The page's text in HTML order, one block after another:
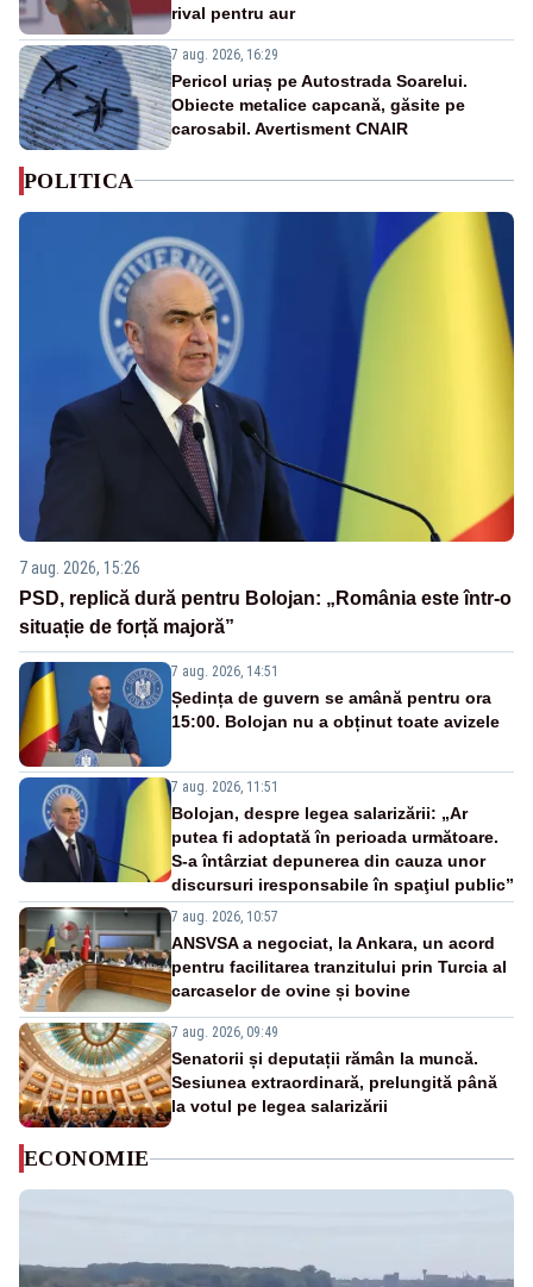
rival pentru aur
7 aug. 2026, 16:29
Pericol uriaș pe Autostrada Soarelui.
Obiecte metalice capcană, găsite pe
carosabil. Avertisment CNAIR
POLITICA
7 aug. 2026, 15:26
PSD, replică dură pentru Bolojan: „România este într-o
situație de forță majoră”
7 aug. 2026, 14:51
Ședința de guvern se amână pentru ora
15:00. Bolojan nu a obținut toate avizele
7 aug. 2026, 11:51
Bolojan, despre legea salarizării: „Ar
putea fi adoptată în perioada următoare.
S-a întârziat depunerea din cauza unor
discursuri iresponsabile în spaţiul public”
7 aug. 2026, 10:57
ANSVSA a negociat, la Ankara, un acord
pentru facilitarea tranzitului prin Turcia al
carcaselor de ovine și bovine
7 aug. 2026, 09:49
Senatorii și deputații rămân la muncă.
Sesiunea extraordinară, prelungită până
la votul pe legea salarizării
ECONOMIE